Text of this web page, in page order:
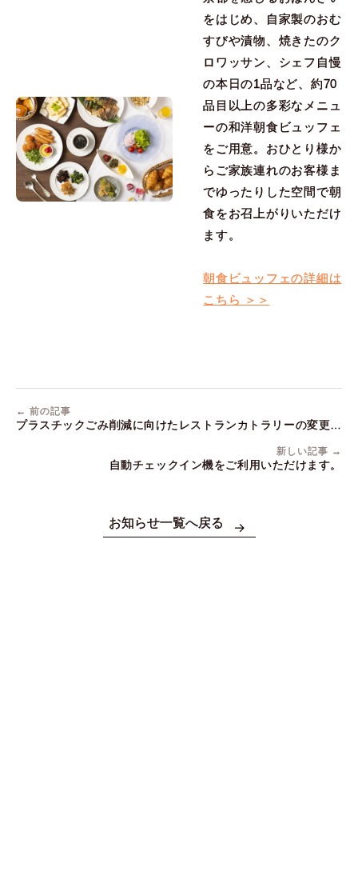
をはじめ、自家製のおむ
すびや漬物、焼きたのク
ロワッサン、シェフ自慢
の本日の1品など、約70
品目以上の多彩なメニュ
ーの和洋朝食ビュッフェ
をご用意。おひとり様か
らご家族連れのお客様ま
でゆったりした空間で朝
食をお召上がりいただけ
ます。
朝食ビュッフェの詳細は
こちら ＞＞
← 前の記事
プラスチックごみ削減に向けたレストランカトラリーの変更に
新しい記事 →
自動チェックイン機をご利用いただけます。
お知らせ一覧へ戻る